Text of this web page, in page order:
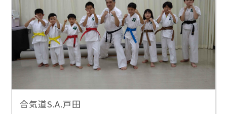
合気道S.A.戸田